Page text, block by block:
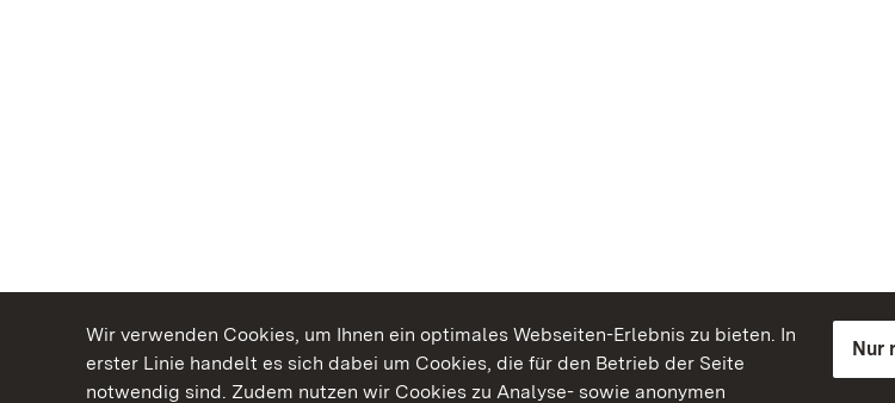
Wir verwenden Cookies, um Ihnen ein optimales Webseiten-Erlebnis zu bieten. In
erster Linie handelt es sich dabei um Cookies, die für den Betrieb der Seite
notwendig sind. Zudem nutzen wir Cookies zu Analyse- sowie anonymen
Nur